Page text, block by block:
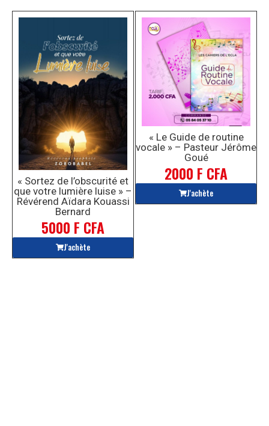
« Sortez de l’obscurité et
que votre lumière luise » –
Révérend Aïdara Kouassi
Bernard
5000 F CFA
J'achète
« Le Guide de routine
vocale » – Pasteur Jérôme
Goué
2000 F CFA
J'achète